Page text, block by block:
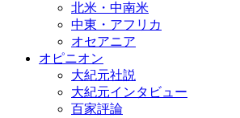
北米・中南米
中東・アフリカ
オセアニア
オピニオン
大紀元社説
大紀元インタビュー
百家評論